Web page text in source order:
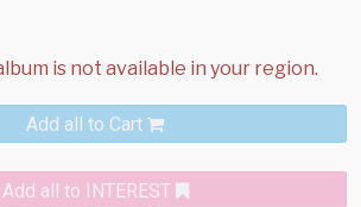
Add all to Cart
Add all to INTEREST